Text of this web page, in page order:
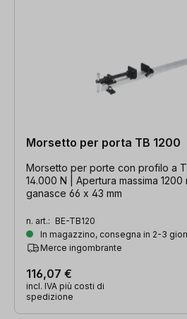
Morsetto per porta TB 1200
Morsetto per porte con profilo a
14.000 N | Apertura massima
ganasce 66 x 43 mm
n. art.: BE-TB120
In magazzino, consegna in 2-3
Merce ingombrante
116,07 €
incl. IVA più costi di
spedizione